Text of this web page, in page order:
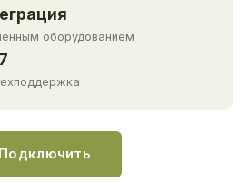
оборудованием
Подключить